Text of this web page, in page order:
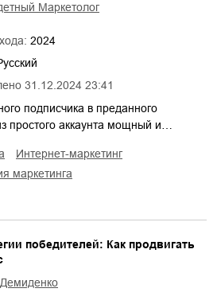
31.12.2024 23:41
Маркетолог
2024
подписчика в преданного
простого аккаунта мощный и…
интернет-маркетинг
маркетинга
победителей: Как продвигать